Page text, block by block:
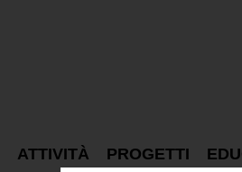
ATTIVITÀ PROGETTI